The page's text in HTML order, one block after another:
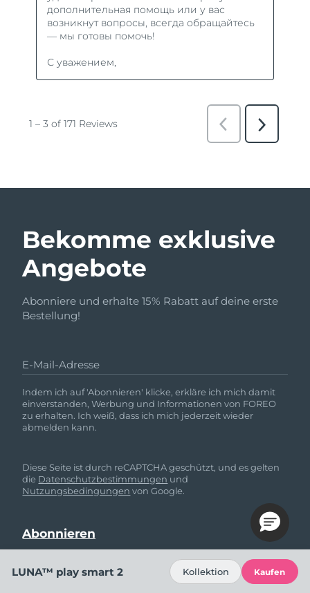
Bekomme exklusive
Angebote
Abonniere und erhalte 15% Rabatt auf deine erste
Bestellung!
E-Mail-Adresse
Indem ich auf 'Abonnieren' klicke, erkläre ich mich damit
einverstanden, Werbung und Informationen von FOREO
zu erhalten. Ich weiß, dass ich mich jederzeit wieder
abmelden kann.
Diese Seite ist durch reCAPTCHA geschützt, und es gelten
die Datenschutzbestimmungen und
Nutzungsbedingungen von Google.
LUNA™ play smart 2 Kollektion Kaufen